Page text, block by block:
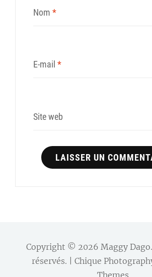
Nom *
E-mail *
Site web
Copyright © 2026 Maggy Dago
réservés. | Chique